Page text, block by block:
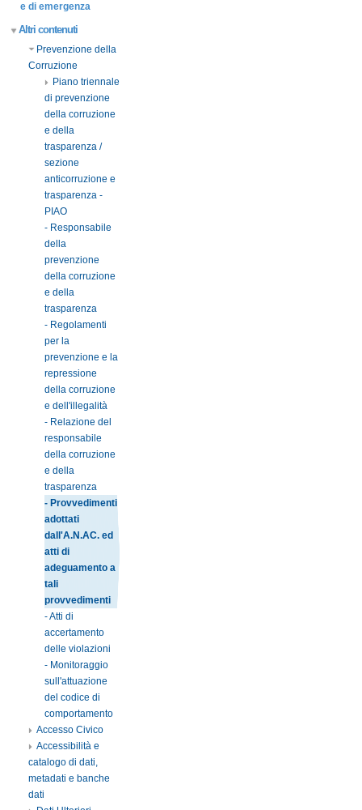
e di emergenza
Altri contenuti
Prevenzione della
Corruzione
Piano triennale
di prevenzione
della corruzione
e della
trasparenza /
sezione
anticorruzione e
trasparenza -
PIAO
- Responsabile
della
prevenzione
della corruzione
e della
trasparenza
- Regolamenti
per la
prevenzione e la
repressione
della corruzione
e dell'illegalità
- Relazione del
responsabile
della corruzione
e della
trasparenza
- Provvedimenti
adottati
dall'A.N.AC. ed
atti di
adeguamento a
tali
provvedimenti
- Atti di
accertamento
delle violazioni
- Monitoraggio
sull'attuazione
del codice di
comportamento
Accesso Civico
Accessibilità e
catalogo di dati,
metadati e banche
dati